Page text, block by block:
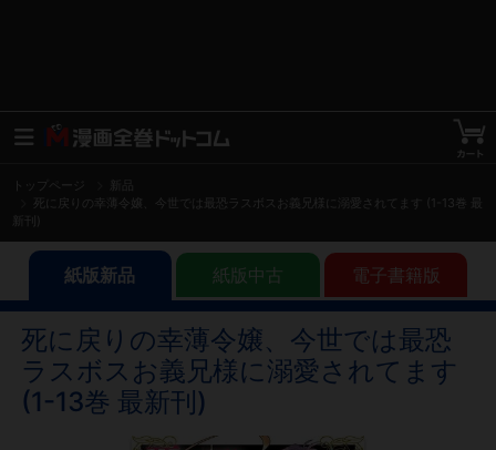
トップページ
死に戻りの幸薄令嬢、今世では最恐ラスボスお義兄様に溺愛されてます (1-13巻 最
紙版新品 紙版中古 電子書籍版
死に戻りの幸薄令嬢、今世では最恐
ラスボスお義兄様に溺愛されてます
(1-13巻 最新刊)